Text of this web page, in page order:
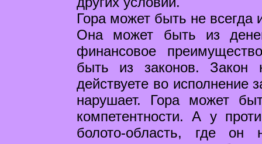
Гора может быть не
Она может быть из
финансовое
быть из законов. Закон
действуете во исполнение
нарушает. Гора может
компетентности. А у
болото-область, где он